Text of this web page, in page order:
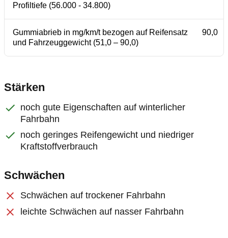
Profiltiefe (56.000 - 34.800)
Gummiabrieb in mg/km/t bezogen auf Reifensatz
und Fahrzeuggewicht (51,0 – 90,0)
90,0
Stärken
noch gute Eigenschaften auf winterlicher
Fahrbahn
noch geringes Reifengewicht und niedriger
Kraftstoffverbrauch
Schwächen
Schwächen auf trockener Fahrbahn
leichte Schwächen auf nasser Fahrbahn